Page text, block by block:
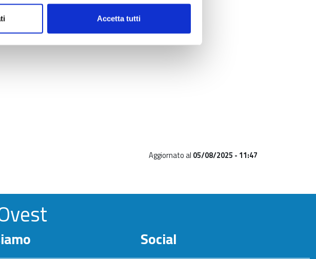
Accetta tutti
eurodal
1,
diversi da
Aggiornato al 05/08/2025 - 11:47
Social